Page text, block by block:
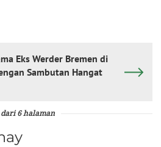
Eks Werder Bremen di
Sambutan Hangat
dari 6 halaman